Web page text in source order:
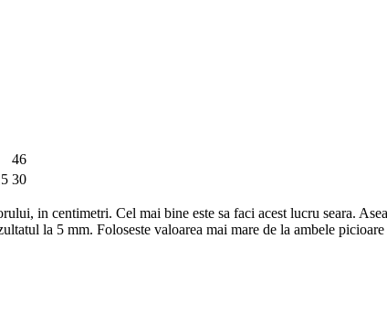
46
30
in centimetri. Cel mai bine este sa faci acest lucru seara.
la 5 mm. Foloseste valoarea mai mare de la ambele